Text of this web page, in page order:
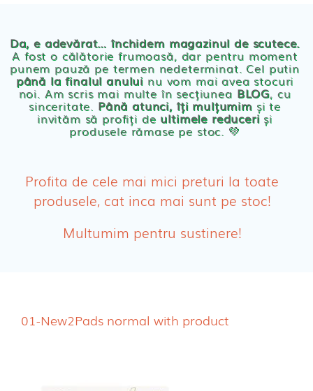
Servetele umede ecologice
Cosmetice BEBE
Olita Bio Naty
PRODUSE FEMEI
Absorbante Post-Natale
Absorbante Incontinenta Urinara
Da, e adevărat… închidem magazinul de scutece.
A fost o călătorie frumoasă, dar pentru moment
punem pauză pe termen nedeterminat. Cel putin
până la finalul anului nu vom mai avea stocuri
noi. Am scris mai multe în secțiunea BLOG, cu
sinceritate. Până atunci, îți mulțumimși te
invităm să profiți de ultimele reduceriși
produsele rămase pe stoc. 💛
Profita de cele mai mici preturi la toate
produsele, cat inca mai sunt pe stoc!
Multumim pentru sustinere!
01-New2Pads normal with product